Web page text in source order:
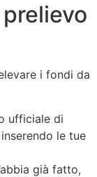
i fondi da
ufficiale di
le tue
già fatto,